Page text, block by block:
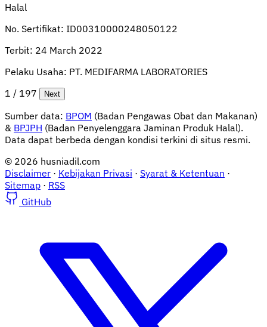
Halal
No. Sertifikat: ID00310000248050122
Terbit: 24 March 2022
Pelaku Usaha: PT. MEDIFARMA LABORATORIES
1 / 197
Next
Sumber data: BPOM (Badan Pengawas Obat dan Makanan)
& BPJPH (Badan Penyelenggara Jaminan Produk Halal).
Data dapat berbeda dengan kondisi terkini di situs resmi.
© 2026 husniadil.com
Disclaimer · Kebijakan Privasi · Syarat & Ketentuan ·
Sitemap · RSS
GitHub